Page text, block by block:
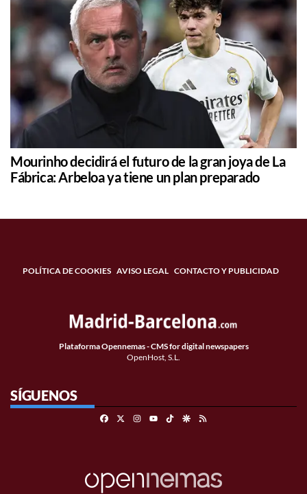
Mourinho decidirá el futuro de la gran joya de La
Fábrica: Arbeloa ya tiene un plan preparado
POLÍTICA DE COOKIES AVISO LEGAL CONTACTO Y PUBLICIDAD
Plataforma Opennemas - CMS for digital newspapers
OpenHost, S.L.
SÍGUENOS
FacebookInstagramTikTokGoogle Discover